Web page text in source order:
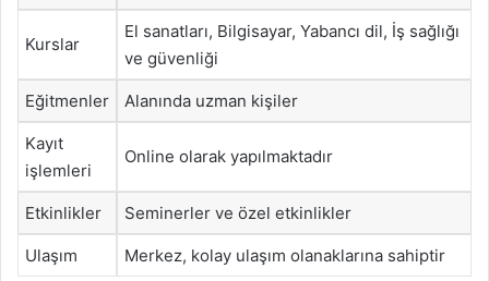
Kurslar
El sanatları, Bilgisayar, Yabancı dil, İş sağlığı
ve güvenliği
Eğitmenler Alanında uzman kişiler
Kayıt
işlemleri
Online olarak yapılmaktadır
Etkinlikler Seminerler ve özel etkinlikler
Ulaşım Merkez, kolay ulaşım olanaklarına sahiptir